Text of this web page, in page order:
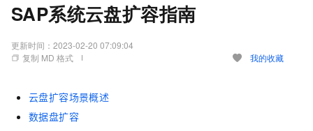
SAP系统云盘扩容指南
更新时间： 2023-02-20 07:09:04
复制 MD 格式
我的收藏
云盘扩容场景概述
数据盘扩容